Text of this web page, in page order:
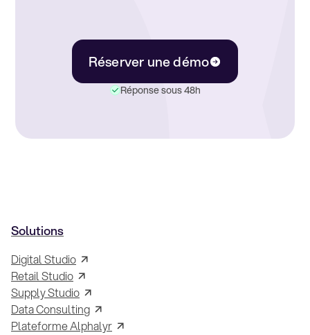
Réserver une démo
Réponse sous 48h
Solutions
Digital Studio
Retail Studio
Supply Studio
Data Consulting
Plateforme Alphalyr